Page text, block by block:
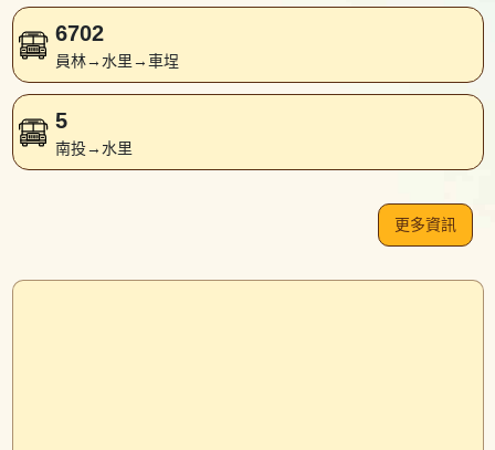
6702
員林→水里→車埕
5
南投→水里
更多資訊